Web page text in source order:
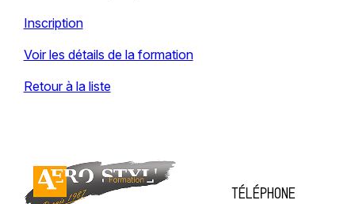
Inscription
Voir les détails de la formation
Retour à la liste
Téléphone